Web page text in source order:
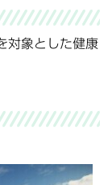
対象とした健康